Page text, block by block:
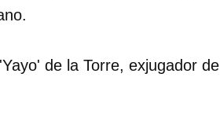
de la Torre, exjugador de